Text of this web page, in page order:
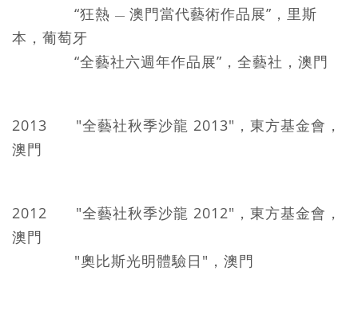
“狂熱 — 澳門當代藝術作品展”，里斯
本，葡萄牙
“全藝社六週年作品展”，全藝社，澳門
2013 "全藝社秋季沙龍 2013"，東方基金會，
澳門
2012 "全藝社秋季沙龍 2012"，東方基金會，
澳門
"奧比斯光明體驗日"，澳門